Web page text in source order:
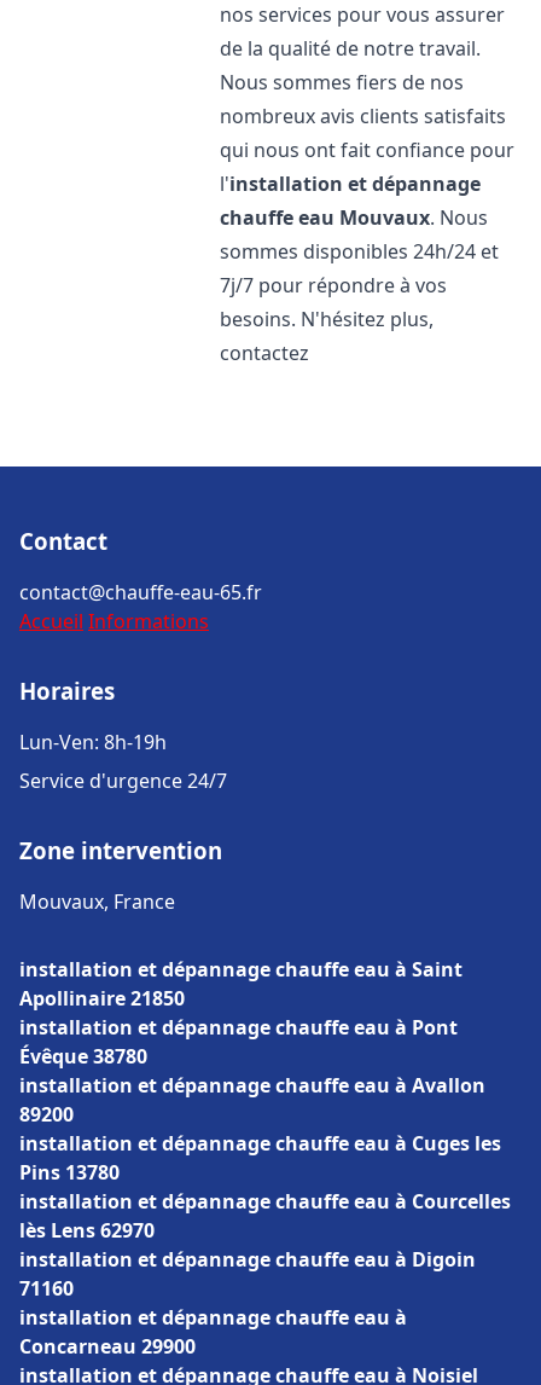
nos services pour vous assurer
de la qualité de notre travail.
Nous sommes fiers de nos
nombreux avis clients satisfaits
qui nous ont fait confiance pour
l'installation et dépannage
chauffe eau Mouvaux. Nous
sommes disponibles 24h/24 et
7j/7 pour répondre à vos
besoins. N'hésitez plus,
contactez
Contact
contact@chauffe-eau-65.fr
Accueil Informations
Horaires
Lun-Ven: 8h-19h
Service d'urgence 24/7
Zone intervention
Mouvaux, France
installation et dépannage chauffe eau à Saint
Apollinaire 21850
installation et dépannage chauffe eau à Pont
Évêque 38780
installation et dépannage chauffe eau à Avallon
89200
installation et dépannage chauffe eau à Cuges les
Pins 13780
installation et dépannage chauffe eau à Courcelles
lès Lens 62970
installation et dépannage chauffe eau à Digoin
71160
installation et dépannage chauffe eau à
Concarneau 29900
installation et dépannage chauffe eau à Noisiel